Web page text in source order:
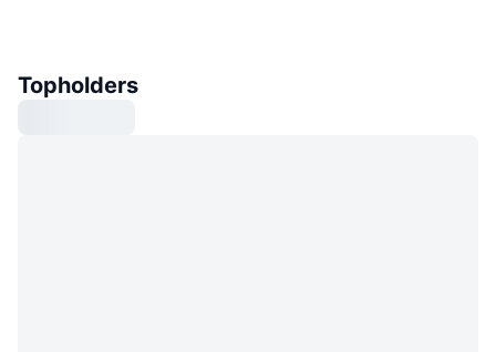
Topholders